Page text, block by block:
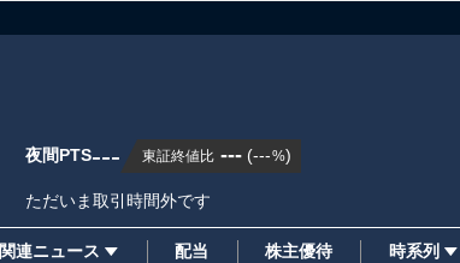
夜間PTS--- 東証終値比 --- (---%)
ただいま取引時間外です
関連ニュース 配当 株主優待 時系列